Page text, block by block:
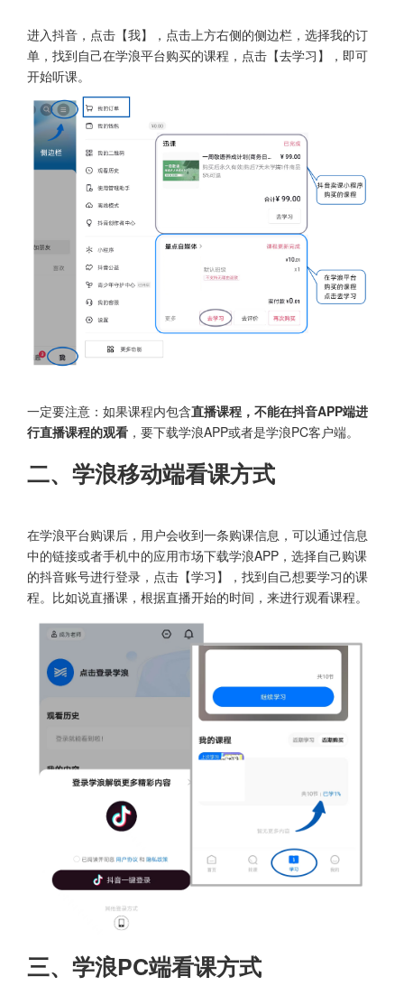
进入抖音，点击【我】，点击上方右侧的侧边栏，选择我的订
单，找到自己在学浪平台购买的课程，点击【去学习】，即可
开始听课。
一定要注意：如果课程内包含直播课程，不能在抖音APP端进
行直播课程的观看 ，要下载学浪APP或者是学浪PC客户端。
二、学浪移动端看课方式
在学浪平台购课后，用户会收到一条购课信息，可以通过信息
中的链接或者手机中的应用市场下载学浪APP，选择自己购课
的抖音账号进行登录，点击【学习】，找到自己想要学习的课
程。比如说直播课，根据直播开始的时间，来进行观看课程。
三、学浪PC端看课方式